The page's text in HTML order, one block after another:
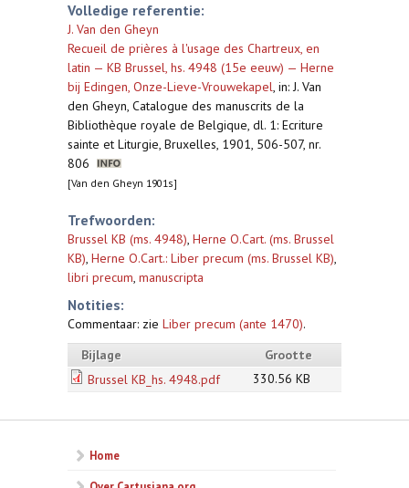
Volledige referentie:
J. Van den Gheyn
Recueil de prières à l'usage des Chartreux, en
latin — KB Brussel, hs. 4948 (15e eeuw) — Herne
bij Edingen, Onze-Lieve-Vrouwekapel, in: J. Van
den Gheyn, Catalogue des manuscrits de la
Bibliothèque royale de Belgique, dl. 1: Ecriture
sainte et Liturgie, Bruxelles, 1901, 506-507, nr.
806
[Van den Gheyn 1901s]
Trefwoorden:
Brussel KB (ms. 4948), Herne O.Cart. (ms. Brussel
KB), Herne O.Cart.: Liber precum (ms. Brussel KB),
libri precum, manuscripta
Notities:
Commentaar: zie Liber precum (ante 1470).
Bijlage
Grootte
Brussel KB_hs. 4948.pdf
330.56 KB
Home